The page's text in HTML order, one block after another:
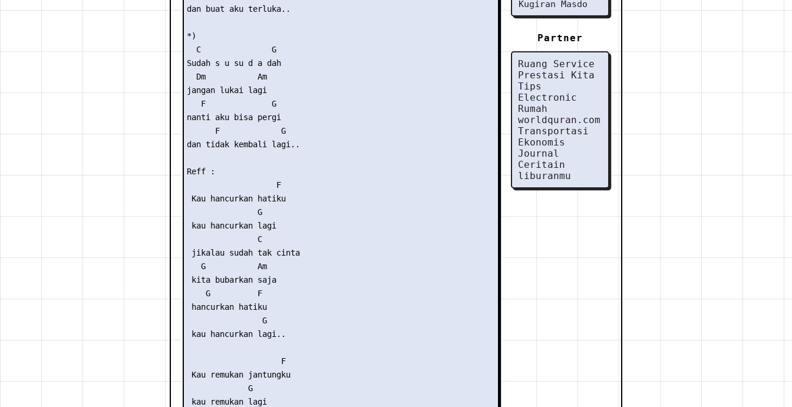
dan buat aku terluka..
*)
  C               G
Sudah s u su d a dah
  Dm           Am
jangan lukai lagi
   F              G
nanti aku bisa pergi
      F             G
dan tidak kembali lagi..
Reff :
                   F
Kau hancurkan hatiku
               G
kau hancurkan lagi
               C
jikalau sudah tak cinta
   G           Am
kita bubarkan saja
    G          F
hancurkan hatiku
                G
kau hancurkan lagi..
                    F
Kau remukan jantungku
             G
kau remukan lagi
Kugiran Masdo
Partner
Ruang Service
Prestasi Kita
Tips
Electronic
Rumah
worldquran.com
Transportasi
Ekonomis
Journal
Ceritain
liburanmu